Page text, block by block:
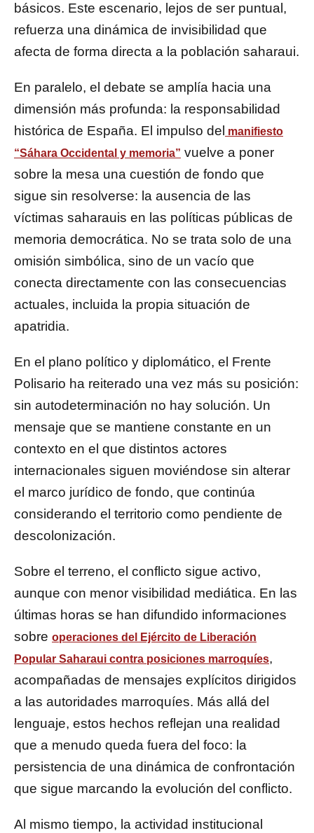
básicos. Este escenario, lejos de ser puntual,
refuerza una dinámica de invisibilidad que
afecta de forma directa a la población saharaui.
En paralelo, el debate se amplía hacia una
dimensión más profunda: la responsabilidad
histórica de España. El impulso del manifiesto
“Sáhara Occidental y memoria” vuelve a poner
sobre la mesa una cuestión de fondo que
sigue sin resolverse: la ausencia de las
víctimas saharauis en las políticas públicas de
memoria democrática. No se trata solo de una
omisión simbólica, sino de un vacío que
conecta directamente con las consecuencias
actuales, incluida la propia situación de
apatridia.
En el plano político y diplomático, el Frente
Polisario ha reiterado una vez más su posición:
sin autodeterminación no hay solución. Un
mensaje que se mantiene constante en un
contexto en el que distintos actores
internacionales siguen moviéndose sin alterar
el marco jurídico de fondo, que continúa
considerando el territorio como pendiente de
descolonización.
Sobre el terreno, el conflicto sigue activo,
aunque con menor visibilidad mediática. En las
últimas horas se han difundido informaciones
sobre operaciones del Ejército de Liberación
Popular Saharaui contra posiciones marroquíes,
acompañadas de mensajes explícitos dirigidos
a las autoridades marroquíes. Más allá del
lenguaje, estos hechos reflejan una realidad
que a menudo queda fuera del foco: la
persistencia de una dinámica de confrontación
que sigue marcando la evolución del conflicto.
Al mismo tiempo, la actividad institucional